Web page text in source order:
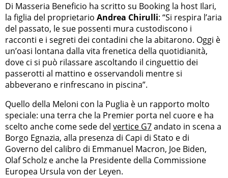
Di Masseria Beneficio ha scritto su Booking la host Ilari,
la figlia del proprietario Andrea Chirulli: “Si respira l’aria
del passato, le sue possenti mura custodiscono i
racconti e i segreti dei contadini che la abitarono. Oggi è
un’oasi lontana dalla vita frenetica della quotidianità,
dove ci si può rilassare ascoltando il cinguettio dei
passerotti al mattino e osservandoli mentre si
abbeverano e rinfrescano in piscina”.
Quello della Meloni con la Puglia è un rapporto molto
speciale: una terra che la Premier porta nel cuore e ha
scelto anche come sede del vertice G7andato in scena a
Borgo Egnazia, alla presenza di Capi di Stato e di
Governo del calibro di Emmanuel Macron, Joe Biden,
Olaf Scholz e anche la Presidente della Commissione
Europea Ursula von der Leyen.